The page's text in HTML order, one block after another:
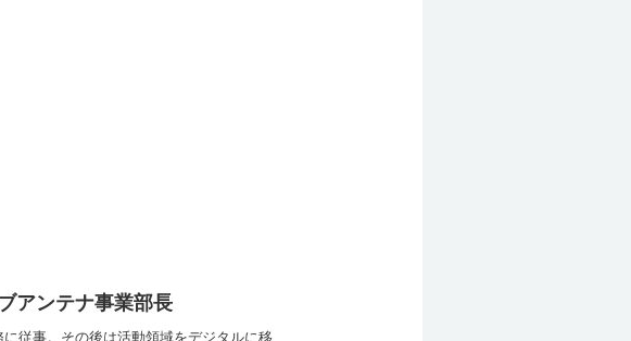
アンテナ事業部長
従事。その後は活動領域をデジタルに移